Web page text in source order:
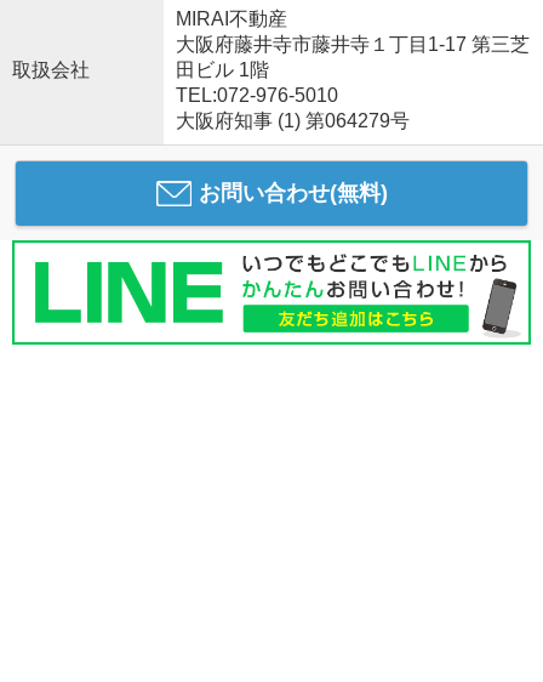
取扱会社
MIRAI不動産
大阪府藤井寺市藤井寺１丁目1-17 第三芝
田ビル 1階
TEL:072-976-5010
大阪府知事 (1) 第064279号
お問い合わせ(無料)